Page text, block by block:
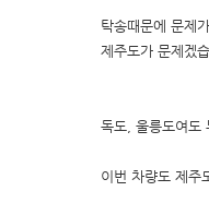
탁송때문에 문제
제주도가 문제겠
독도, 울릉도여도
이번 차량도 제주